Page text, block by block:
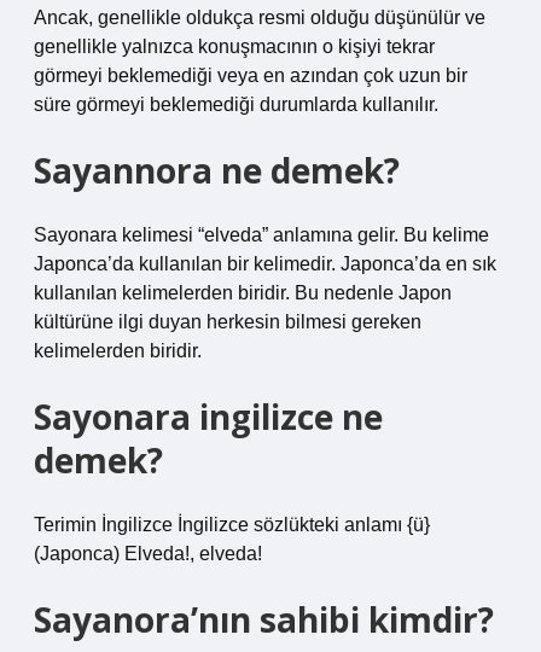
Ancak, genellikle oldukça resmi olduğu düşünülür ve
genellikle yalnızca konuşmacının o kişiyi tekrar
görmeyi beklemediği veya en azından çok uzun bir
süre görmeyi beklemediği durumlarda kullanılır.
Sayannora ne demek?
Sayonara kelimesi “elveda” anlamına gelir. Bu kelime
Japonca’da kullanılan bir kelimedir. Japonca’da en sık
kullanılan kelimelerden biridir. Bu nedenle Japon
kültürüne ilgi duyan herkesin bilmesi gereken
kelimelerden biridir.
Sayonara ingilizce ne
demek?
Terimin İngilizce İngilizce sözlükteki anlamı {ü}
(Japonca) Elveda!, elveda!
Sayanora’nın sahibi kimdir?